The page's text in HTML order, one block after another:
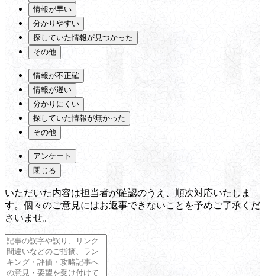
情報が早い
分かりやすい
探していた情報が見つかった
その他
情報が不正確
情報が遅い
分かりにくい
探していた情報が無かった
その他
アンケート
閉じる
いただいた内容は担当者が確認のうえ、順次対応いたしま
す。個々のご意見にはお返事できないことを予めご了承くだ
さいませ。